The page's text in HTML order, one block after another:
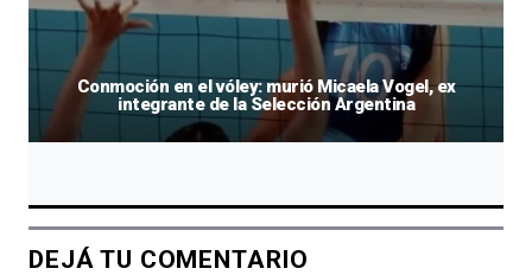
Conmoción en el vóley: murió Micaela Vogel, ex
integrante de la Selección Argentina
DEJÁ TU COMENTARIO